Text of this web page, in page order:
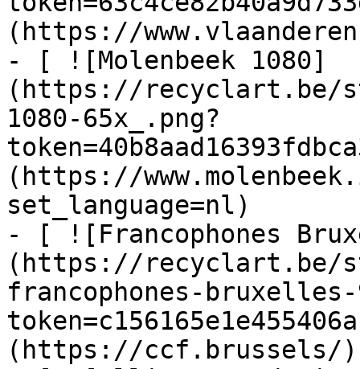
(https://
- [ ![Molenbeek 1080]
(https://recyclart.be/
1080-65x_.png?
(https://
set_language=nl)
- [ ![Francophones
(https://recyclart.be/
francophones-bruxelles-
(https://ccf.brussels/)